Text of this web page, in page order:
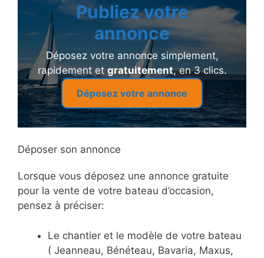
Publiez votre
annonce
Déposez votre annonce simplement,
rapidement et gratuitement, en 3 clics.
Déposez votre annonce
Déposer son annonce
Lorsque vous déposez une annonce gratuite
pour la vente de votre bateau d’occasion,
pensez à préciser:
Le chantier et le modèle de votre bateau
( Jeanneau, Bénéteau, Bavaria, Maxus,